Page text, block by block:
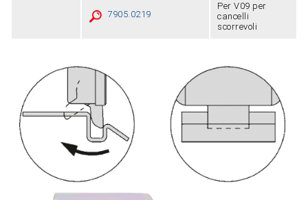
7905.0219
Per V09 per
cancelli
scorrevoli